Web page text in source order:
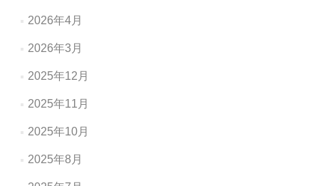
2026年4月
2026年3月
2025年12月
2025年11月
2025年10月
2025年8月